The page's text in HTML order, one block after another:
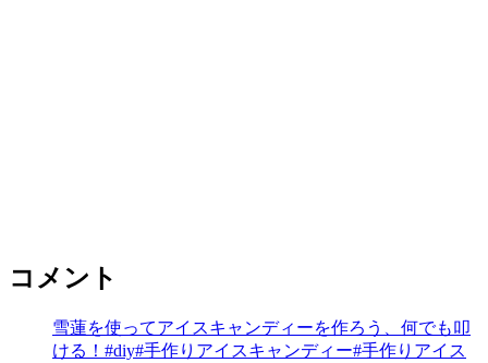
コメント
雪蓮を使ってアイスキャンディーを作ろう、何でも叩
ける！#diy#手作りアイスキャンディー#手作りアイス